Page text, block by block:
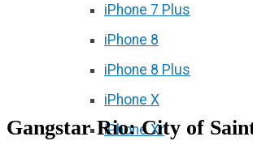
iPhone 7 Plus
iPhone 8
iPhone 8 Plus
iPhone X
iPhone Xr
Gangstar Rio: City of